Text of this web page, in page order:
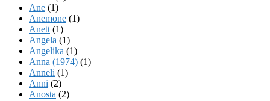
Ane (1)
Anemone (1)
Anett (1)
Angela (1)
Angelika (1)
Anna (1974) (1)
Anneli (1)
Anni (2)
Anosta (2)